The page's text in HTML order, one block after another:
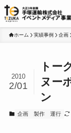
ホーム 実績事例 企画
トー
ヌー
ン
2010
2/01
企画 製作 運行